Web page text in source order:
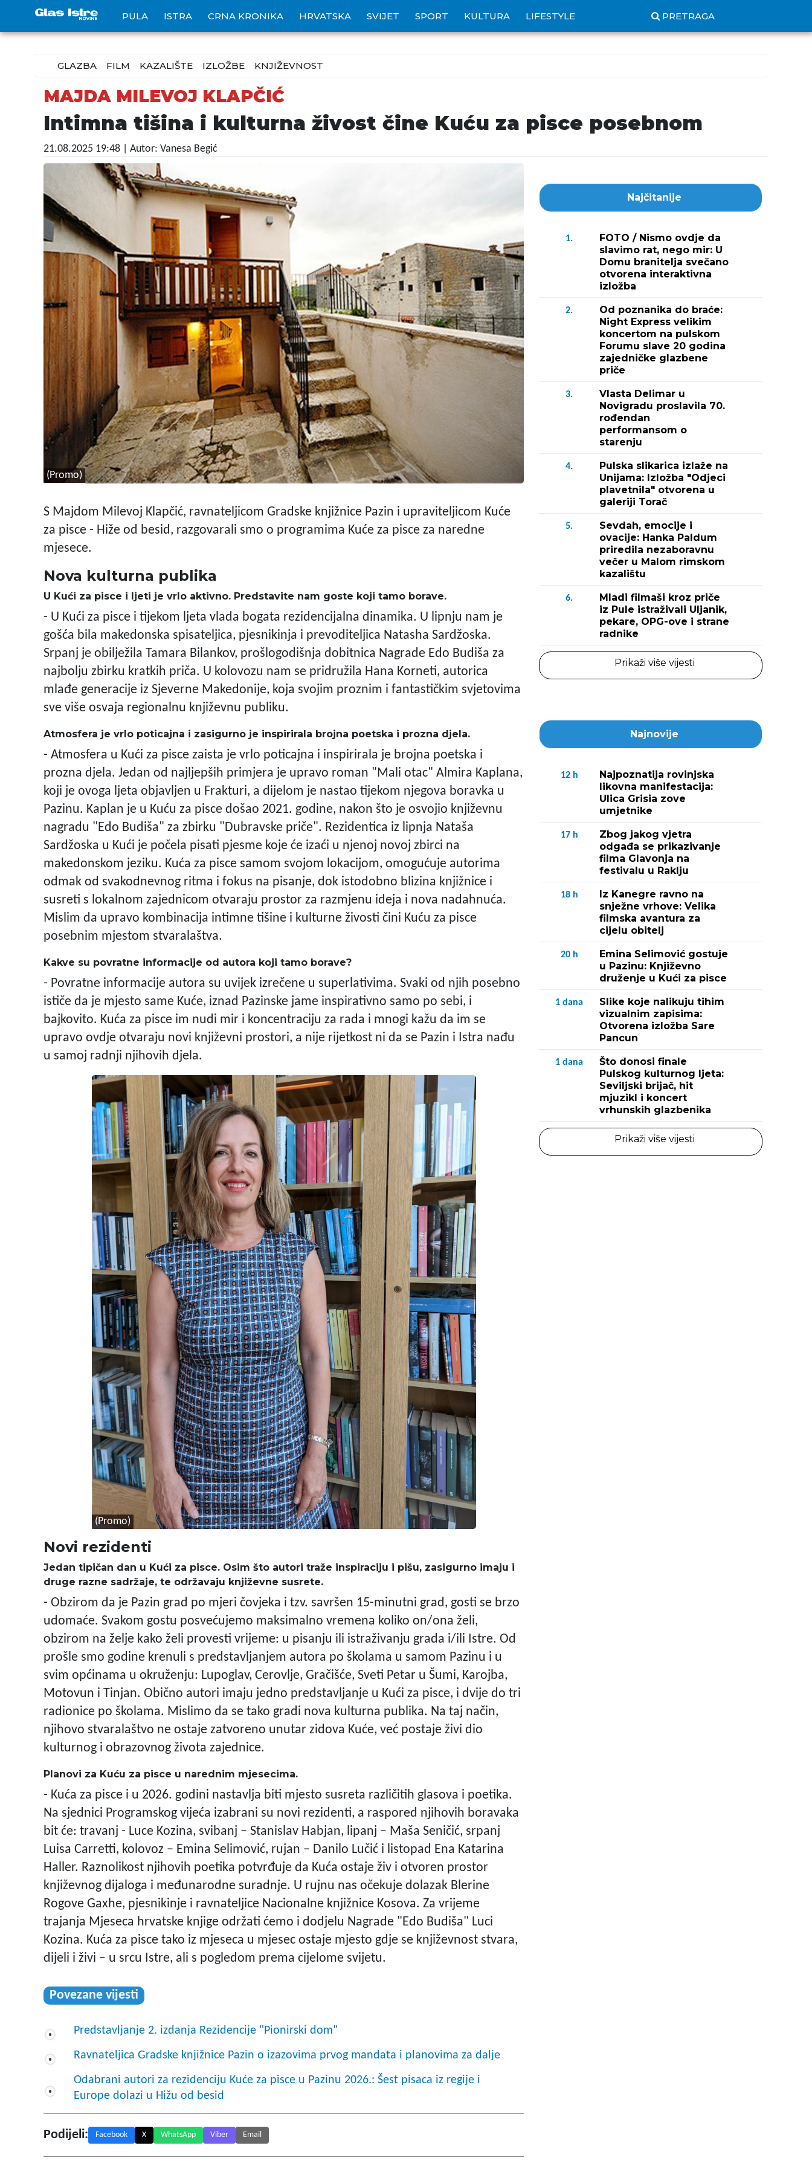
PULA ISTRA CRNA KRONIKA HRVATSKA SVIJET SPORT KULTURA LIFESTYLE PRETRAGA
GLAZBA FILM KAZALIŠTE IZLOŽBE KNJIŽEVNOST
MAJDA MILEVOJ KLAPČIĆ
Intimna tišina i kulturna živost čine Kuću za pisce posebnom
21.08.2025 19:48 | Autor: Vanesa Begić
(Promo)
S Majdom Milevoj Klapčić, ravnateljicom Gradske knjižnice Pazin i upraviteljicom Kuće
za pisce - Hiže od besid, razgovarali smo o programima Kuće za pisce za naredne
mjesece.
Nova kulturna publika
U Kući za pisce i ljeti je vrlo aktivno. Predstavite nam goste koji tamo borave.
- U Kući za pisce i tijekom ljeta vlada bogata rezidencijalna dinamika. U lipnju nam je
gošća bila makedonska spisateljica, pjesnikinja i prevoditeljica Natasha Sardžoska.
Srpanj je obilježila Tamara Bilankov, prošlogodišnja dobitnica Nagrade Edo Budiša za
najbolju zbirku kratkih priča. U kolovozu nam se pridružila Hana Korneti, autorica
mlađe generacije iz Sjeverne Makedonije, koja svojim proznim i fantastičkim svjetovima
sve više osvaja regionalnu književnu publiku.
Atmosfera je vrlo poticajna i zasigurno je inspirirala brojna poetska i prozna djela.
- Atmosfera u Kući za pisce zaista je vrlo poticajna i inspirirala je brojna poetska i
prozna djela. Jedan od najljepših primjera je upravo roman "Mali otac" Almira Kaplana,
koji je ovoga ljeta objavljen u Frakturi, a dijelom je nastao tijekom njegova boravka u
Pazinu. Kaplan je u Kuću za pisce došao 2021. godine, nakon što je osvojio književnu
nagradu "Edo Budiša" za zbirku "Dubravske priče". Rezidentica iz lipnja Nataša
Sardžoska u Kući je počela pisati pjesme koje će izaći u njenoj novoj zbirci na
makedonskom jeziku. Kuća za pisce samom svojom lokacijom, omogućuje autorima
odmak od svakodnevnog ritma i fokus na pisanje, dok istodobno blizina knjižnice i
susreti s lokalnom zajednicom otvaraju prostor za razmjenu ideja i nova nadahnuća.
Mislim da upravo kombinacija intimne tišine i kulturne živosti čini Kuću za pisce
posebnim mjestom stvaralaštva.
Kakve su povratne informacije od autora koji tamo borave?
- Povratne informacije autora su uvijek izrečene u superlativima. Svaki od njih posebno
ističe da je mjesto same Kuće, iznad Pazinske jame inspirativno samo po sebi, i
bajkovito. Kuća za pisce im nudi mir i koncentraciju za rada i mnogi kažu da im se
upravo ovdje otvaraju novi književni prostori, a nije rijetkost ni da se Pazin i Istra nađu
u samoj radnji njihovih djela.
(Promo)
Novi rezidenti
Jedan tipičan dan u Kući za pisce. Osim što autori traže inspiraciju i pišu, zasigurno imaju i
druge razne sadržaje, te održavaju književne susrete.
- Obzirom da je Pazin grad po mjeri čovjeka i tzv. savršen 15-minutni grad, gosti se brzo
udomaće. Svakom gostu posvećujemo maksimalno vremena koliko on/ona želi,
obzirom na želje kako želi provesti vrijeme: u pisanju ili istraživanju grada i/ili Istre. Od
prošle smo godine krenuli s predstavljanjem autora po školama u samom Pazinu i u
svim općinama u okruženju: Lupoglav, Cerovlje, Gračišće, Sveti Petar u Šumi, Karojba,
Motovun i Tinjan. Obično autori imaju jedno predstavljanje u Kući za pisce, i dvije do tri
radionice po školama. Mislimo da se tako gradi nova kulturna publika. Na taj način,
njihovo stvaralaštvo ne ostaje zatvoreno unutar zidova Kuće, već postaje živi dio
kulturnog i obrazovnog života zajednice.
Planovi za Kuću za pisce u narednim mjesecima.
- Kuća za pisce i u 2026. godini nastavlja biti mjesto susreta različitih glasova i poetika.
Na sjednici Programskog vijeća izabrani su novi rezidenti, a raspored njihovih boravaka
bit će: travanj - Luce Kozina, svibanj – Stanislav Habjan, lipanj – Maša Seničić, srpanj
Luisa Carretti, kolovoz – Emina Selimović, rujan – Danilo Lučić i listopad Ena Katarina
Haller. Raznolikost njihovih poetika potvrđuje da Kuća ostaje živ i otvoren prostor
književnog dijaloga i međunarodne suradnje. U rujnu nas očekuje dolazak Blerine
Rogove Gaxhe, pjesnikinje i ravnateljice Nacionalne knjižnice Kosova. Za vrijeme
trajanja Mjeseca hrvatske knjige održati ćemo i dodjelu Nagrade "Edo Budiša" Luci
Kozina. Kuća za pisce tako iz mjeseca u mjesec ostaje mjesto gdje se književnost stvara,
dijeli i živi – u srcu Istre, ali s pogledom prema cijelome svijetu.
Povezane vijesti
Predstavljanje 2. izdanja Rezidencije "Pionirski dom"
Ravnateljica Gradske knjižnice Pazin o izazovima prvog mandata i planovima za dalje
Odabrani autori za rezidenciju Kuće za pisce u Pazinu 2026.: Šest pisaca iz regije i
Europe dolazi u Hižu od besid
Podijeli: Facebook X WhatsApp Viber Email
Najčitanije
1.
FOTO / Nismo ovdje da
slavimo rat, nego mir: U
Domu branitelja svečano
otvorena interaktivna
izložba
2.
Od poznanika do braće:
Night Express velikim
koncertom na pulskom
Forumu slave 20 godina
zajedničke glazbene
priče
3.
Vlasta Delimar u
Novigradu proslavila 70.
rođendan
performansom o
starenju
4.
Pulska slikarica izlaže na
Unijama: Izložba "Odjeci
plavetnila" otvorena u
galeriji Torač
5.
Sevdah, emocije i
ovacije: Hanka Paldum
priredila nezaboravnu
večer u Malom rimskom
kazalištu
6.
Mladi filmaši kroz priče
iz Pule istraživali Uljanik,
pekare, OPG-ove i strane
radnike
Prikaži više vijesti
Najnovije
12 h
Najpoznatija rovinjska
likovna manifestacija:
Ulica Grisia zove
umjetnike
17 h
Zbog jakog vjetra
odgađa se prikazivanje
filma Glavonja na
festivalu u Raklju
18 h
Iz Kanegre ravno na
snježne vrhove: Velika
filmska avantura za
cijelu obitelj
20 h
Emina Selimović gostuje
u Pazinu: Književno
druženje u Kući za pisce
1 dana
Slike koje nalikuju tihim
vizualnim zapisima:
Otvorena izložba Sare
Pancun
1 dana
Što donosi finale
Pulskog kulturnog ljeta:
Seviljski brijač, hit
mjuzikl i koncert
vrhunskih glazbenika
Prikaži više vijesti